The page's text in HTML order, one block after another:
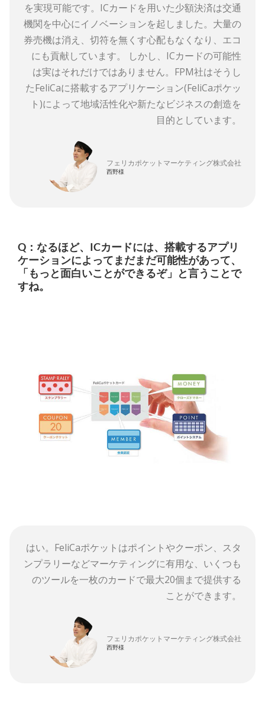
を実現可能です。ICカードを用いた少額決済は交通
機関を中心にイノベーションを起しました。大量の
券売機は消え、切符を無くす心配もなくなり、エコ
にも貢献しています。 しかし、ICカードの可能性
は実はそれだけではありません。FPM社はそうし
たFeliCaに搭載するアプリケーション(FeliCaポケッ
ト)によって地域活性化や新たなビジネスの創造を
目的としています。
フェリカポケットマーケティング株式会社
西野様
Q：なるほど、ICカードには、搭載するアプリ
ケーションによってまだまだ可能性があって、
「もっと面白いことができるぞ」と言うことで
すね。
はい。FeliCaポケットはポイントやクーポン、スタ
ンプラリーなどマーケティングに有用な、いくつも
のツールを一枚のカードで最大20個まで提供する
ことができます。
フェリカポケットマーケティング株式会社
西野様